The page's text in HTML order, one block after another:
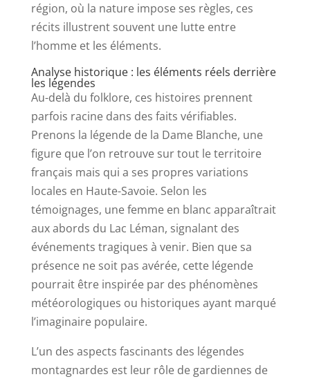
région, où la nature impose ses règles, ces
récits illustrent souvent une lutte entre
l’homme et les éléments.
Analyse historique : les éléments réels derrière
les légendes
Au-delà du folklore, ces histoires prennent
parfois racine dans des faits vérifiables.
Prenons la légende de la Dame Blanche, une
figure que l’on retrouve sur tout le territoire
français mais qui a ses propres variations
locales en Haute-Savoie. Selon les
témoignages, une femme en blanc apparaîtrait
aux abords du Lac Léman, signalant des
événements tragiques à venir. Bien que sa
présence ne soit pas avérée, cette légende
pourrait être inspirée par des phénomènes
météorologiques ou historiques ayant marqué
l’imaginaire populaire.
L’un des aspects fascinants des légendes
montagnardes est leur rôle de gardiennes de